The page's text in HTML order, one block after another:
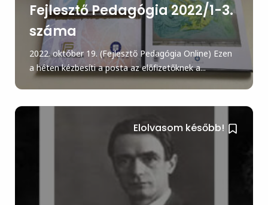
Fejlesztő Pedagógia 2022/1-3.
száma
2022. október 19. (Fejlesztő Pedagógia Online) Ezen
a héten kézbesíti a posta az előfizetőknek a...
Elolvasom később!